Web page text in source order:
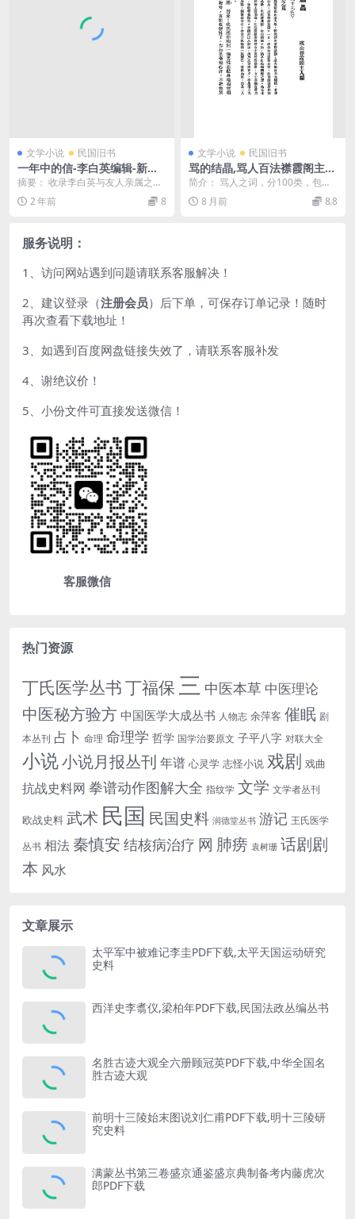
文学小说 民国旧书
一年中的信-李白英编辑-新中
国书局
摘要： 收录李白英与友人亲属之间
书信 截图：
2 年前 8
文学小说 民国旧书
骂的结晶,骂人百法襟霞阁主人
PDF下载
简介： 骂人之词，分100类，包括
“爱情破裂之骂”、“丈夫薄幸之骂”、
“反对苛捐...
8 月前 8.8
服务说明：
1、访问网站遇到问题请联系客服解决！
2、建议登录（注册会员）后下单，可保存订单记录！随时
再次查看下载地址！
3、如遇到百度网盘链接失效了，请联系客服补发
4、谢绝议价！
5、小份文件可直接发送微信！
客服微信
热门资源
丁氏医学丛书丁福保 三 中医本草 中医理论
中医秘方验方 中国医学大成丛书 人物志 余萍客 催眠 剧
本丛刊 占卜 命理 命理学 哲学 国学治要原文 子平八字 对联大全
小说小说月报丛刊 年谱 心灵学 志怪小说 戏剧 戏曲
抗战史料网 拳谱动作图解大全 指纹学 文学 文学者丛刊
欧战史料 武术 民国 民国史料 润德堂丛书 游记 王氏医学
丛书 相法 秦慎安 结核病治疗 网 肺痨 袁树珊 话剧剧
本 风水
文章展示
太平军中被难记李圭PDF下载,太平天国运动研究
史料
西洋史李翥仪,梁柏年PDF下载,民国法政丛编丛书
名胜古迹大观全六册顾冠英PDF下载,中华全国名
胜古迹大观
前明十三陵始末图说刘仁甫PDF下载,明十三陵研
究史料
满蒙丛书第三卷盛京通鉴盛京典制备考内藤虎次
郎PDF下载